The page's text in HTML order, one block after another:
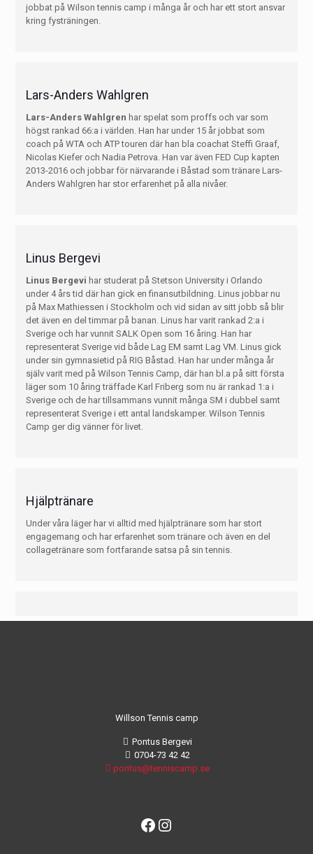
jobbat på Wilson tennis camp i många år och har ett stort ansvar
kring fysträningen.
Lars-Anders Wahlgren
Lars-Anders Wahlgren har spelat som proffs och var som
högst rankad 66:a i världen. Han har under 15 år jobbat som
coach på WTA och ATP touren där han bla coachat Steffi Graaf,
Nicolas Kiefer och Nadia Petrova. Han var även FED Cup kapten
2013-2016 och jobbar för närvarande i Båstad som tränare Lars-
Anders Wahlgren har stor erfarenhet på alla nivåer.
Linus Bergevi
Linus Bergevi har studerat på Stetson University i Orlando
under 4 års tid där han gick en finansutbildning. Linus jobbar nu
på Max Mathiessen i Stockholm och vid sidan av sitt jobb så blir
det även en del timmar på banan. Linus har varit rankad 2:a i
Sverige och har vunnit SALK Open som 16 åring. Han har
representerat Sverige vid både Lag EM samt Lag VM. Linus gick
under sin gymnasietid på RIG Båstad. Han har under många år
själv varit med på Wilson Tennis Camp, där han bl.a på sitt första
läger som 10 åring träffade Karl Friberg som nu är rankad 1:a i
Sverige och de har tillsammans vunnit många SM i dubbel samt
representerat Sverige i ett antal landskamper. Wilson Tennis
Camp ger dig vänner för livet.
Hjälptränare
Under våra läger har vi alltid med hjälptränare som har stort
engagemang och har erfarenhet som tränare och även en del
collagetränare som fortfarande satsa på sin tennis.
Willson Tennis camp
Pontus Bergevi
0704-73 42 42
pontus@tenniscamp.se
Facebook
Instagram